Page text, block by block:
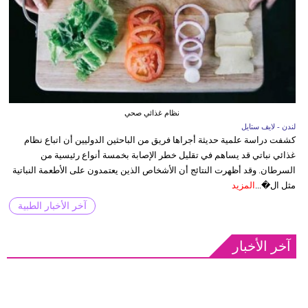
نظام غذائي صحي
لندن - لايف ستايل
كشفت دراسة علمية حديثة أجراها فريق من الباحثين الدوليين أن اتباع نظام
غذائي نباتي قد يساهم في تقليل خطر الإصابة بخمسة أنواع رئيسية من
السرطان. وقد أظهرت النتائج أن الأشخاص الذين يعتمدون على الأطعمة النباتية
مثل ال�...
المزيد
آخر الأخبار الطبية
آخر الأخبار